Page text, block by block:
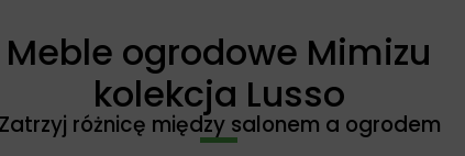
Meble ogrodowe Mimizu
kolekcja Lusso
Zatrzyj różnicę między salonem a ogrodem